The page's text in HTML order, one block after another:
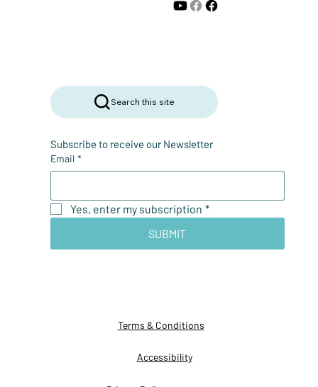
Terms & Conditions
Accessibility
Search this site
Subscribe to receive our Newsletter
Email *
Yes, enter my subscription *
SUBMIT